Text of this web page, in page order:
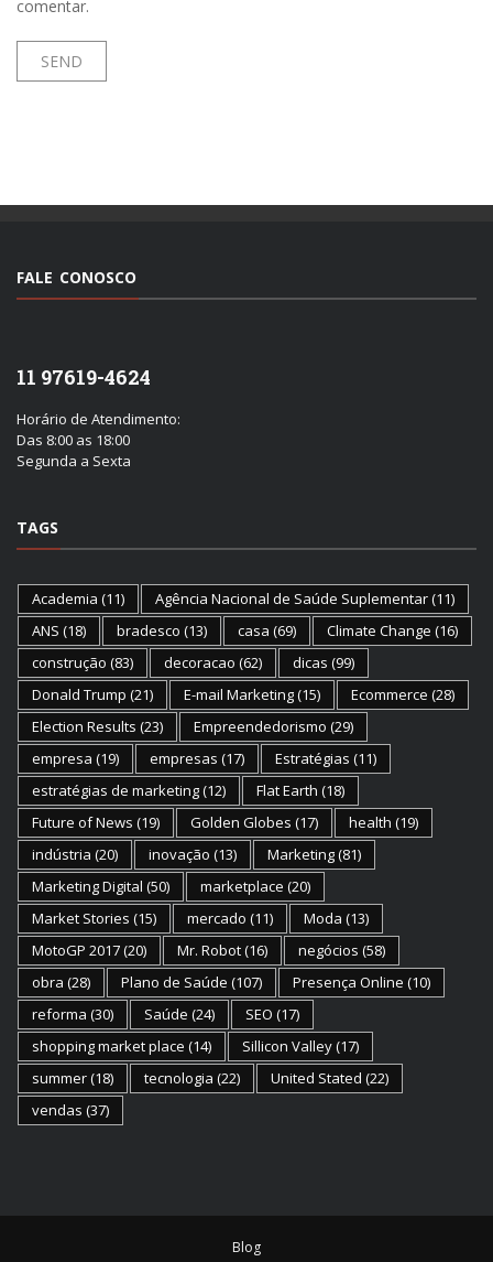
comentar.
FALE CONOSCO
11 97619-4624
Horário de Atendimento:
Das 8:00 as 18:00
Segunda a Sexta
TAGS
Academia (11) Agência Nacional de Saúde Suplementar(11)
ANS (18) bradesco (13) casa (69) Climate Change (16)
construção (83) decoracao (62) dicas (99)
Donald Trump (21) E-mail Marketing(15) Ecommerce (28)
Election Results (23) Empreendedorismo (29)
empresa (19) empresas (17) Estratégias (11)
estratégias de marketing(12) Flat Earth (18)
Future of News (19) Golden Globes (17) health (19)
indústria (20) inovação (13) Marketing(81)
Marketing Digital (50) marketplace (20)
Market Stories (15) mercado (11) Moda (13)
MotoGP 2017(20) Mr. Robot(16) negócios (58)
obra (28) Plano de Saúde (107) Presença Online (10)
reforma (30) Saúde (24) SEO (17)
shopping market place (14) Sillicon Valley(17)
summer(18) tecnologia (22) United Stated (22)
vendas (37)
Blog